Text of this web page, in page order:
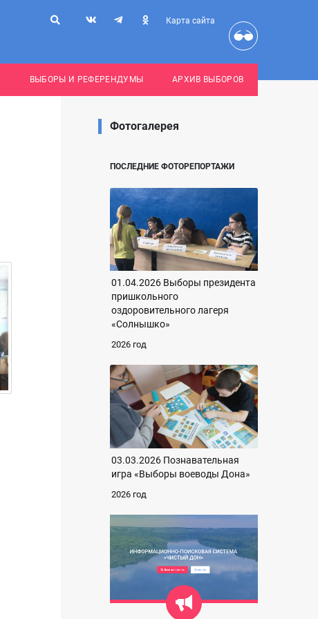
Карта сайта
ВЫБОРЫ И РЕФЕРЕНДУМЫ АРХИВ ВЫБОРОВ
Фотогалерея
ПОСЛЕДНИЕ ФОТОРЕПОРТАЖИ
01.04.2026 Выборы президента
пришкольного
оздоровительного лагеря
«Солнышко»
2026 год
03.03.2026 Познавательная
игра «Выборы воеводы Дона»
2026 год